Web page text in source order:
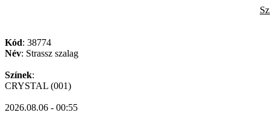
Kód: 38774
Név: Strassz szalag
Színek:
CRYSTAL (001)
2026.08.06 - 00:55